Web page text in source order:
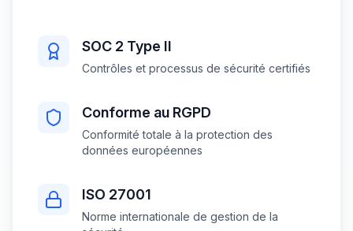
SOC 2 Type II
Contrôles et processus de sécurité certifiés
Conforme au RGPD
Conformité totale à la protection des
données européennes
ISO 27001
Norme internationale de gestion de la